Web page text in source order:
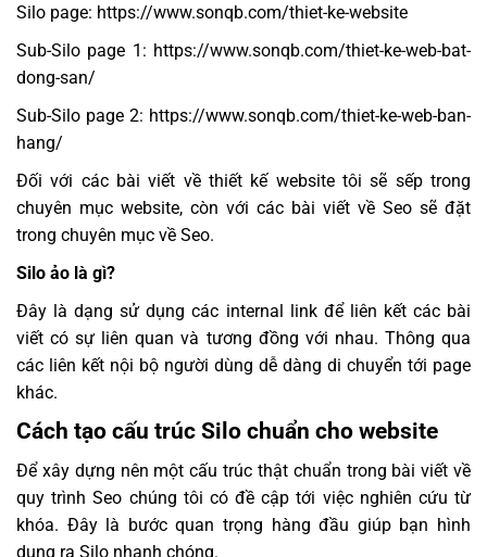
Silo page: https://www.sonqb.com/thiet-ke-website
Sub-Silo page 1: https://www.sonqb.com/thiet-ke-web-bat-
dong-san/
Sub-Silo page 2: https://www.sonqb.com/thiet-ke-web-ban-
hang/
Đối với các bài viết về thiết kế website tôi sẽ sếp trong
chuyên mục website, còn với các bài viết về Seo sẽ đặt
trong chuyên mục về Seo.
Silo ảo là gì?
Đây là dạng sử dụng các internal link để liên kết các bài
viết có sự liên quan và tương đồng với nhau. Thông qua
các liên kết nội bộ người dùng dễ dàng di chuyển tới page
khác.
Cách tạo cấu trúc Silo chuẩn cho website
Để xây dựng nên một cấu trúc thật chuẩn trong bài viết về
quy trình Seo chúng tôi có đề cập tới việc nghiên cứu từ
khóa. Đây là bước quan trọng hàng đầu giúp bạn hình
dung ra Silo nhanh chóng.